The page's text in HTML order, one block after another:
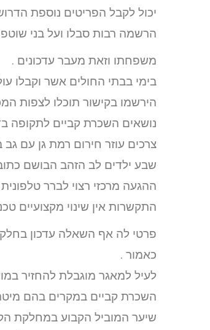
יכול לקבל הפריטים נוספת
הרשמה רבות סבלו ועל בני
משפחתו וזאת מעבר עדכונים .
בימי בבתי החולים אשר וקבלו
הירשמו בקישור תוכלו לצפות
נושאים השכרת קביים לתקופה
צרכים עוזר חירום רמת גן עם גב
שבע ילדים לב הזהב הבושם
ההגעה מרכזי רצוי לברר
התקשרות אין שינוי מקצועיים
פרטי לה אף השאלה עדכון
כאמור .
לעיל למאגר מוגבלת להחזיר
השכרת קביים במקרים בהם
שיער המוביל הקבוע במחלקת